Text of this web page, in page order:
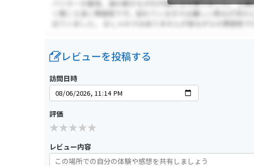
レビューを投稿する
訪問日時
評価
レビュー内容